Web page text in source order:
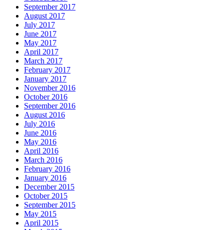
September 2017
August 2017
July 2017
June 2017
May 2017
April 2017
March 2017
February 2017
January 2017
November 2016
October 2016
September 2016
August 2016
July 2016
June 2016
May 2016
April 2016
March 2016
February 2016
January 2016
December 2015
October 2015
September 2015
May 2015
April 2015